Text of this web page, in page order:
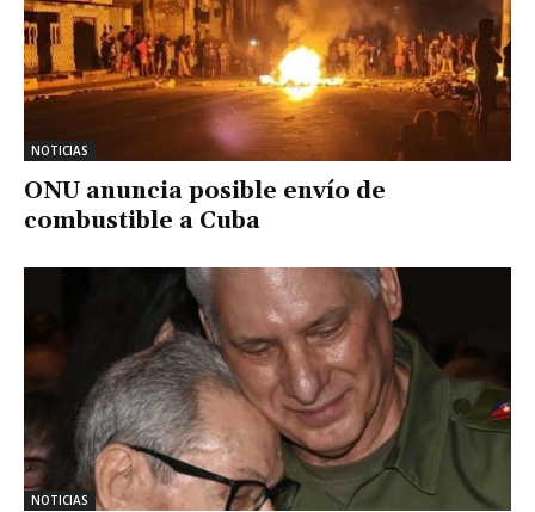
NOTICIAS
ONU anuncia posible envío de
combustible a Cuba
NOTICIAS